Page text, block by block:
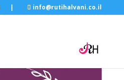
| info@rutihalvani.co.il